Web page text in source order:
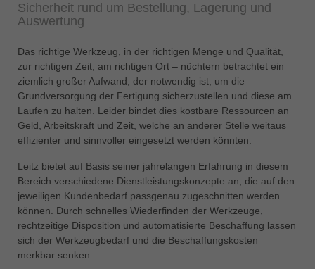
türkçe
english
Việt Nam
tiếng việt
中国
中文
Україна
yкраїнська
Sicherheit rund um Bestellung, Lagerung und
Auswertung
Das richtige Werkzeug, in der richtigen Menge und Qualität,
zur richtigen Zeit, am richtigen Ort – nüchtern betrachtet ein
ziemlich großer Aufwand, der notwendig ist, um die
Grundversorgung der Fertigung sicherzustellen und diese am
Laufen zu halten. Leider bindet dies kostbare Ressourcen an
Geld, Arbeitskraft und Zeit, welche an anderer Stelle weitaus
effizienter und sinnvoller eingesetzt werden könnten.
Leitz bietet auf Basis seiner jahrelangen Erfahrung in diesem
Bereich verschiedene Dienstleistungskonzepte an, die auf den
jeweiligen Kundenbedarf passgenau zugeschnitten werden
können. Durch schnelles Wiederfinden der Werkzeuge,
rechtzeitige Disposition und automatisierte Beschaffung lassen
sich der Werkzeugbedarf und die Beschaffungskosten
merkbar senken.